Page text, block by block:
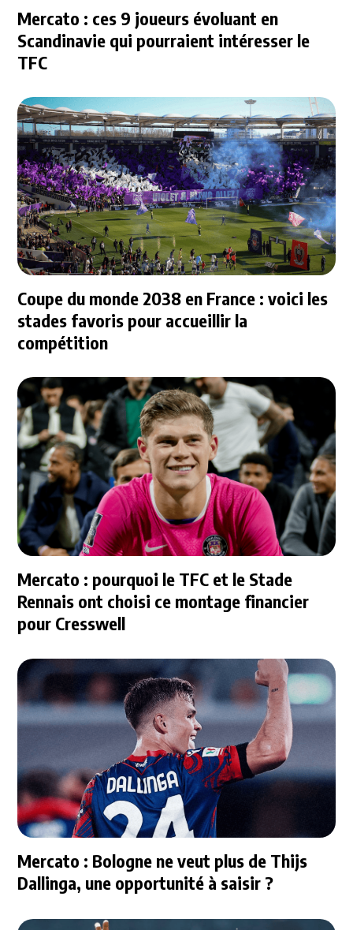
Mercato : ces 9 joueurs évoluant en
Scandinavie qui pourraient intéresser le
TFC
Coupe du monde 2038 en France : voici les
stades favoris pour accueillir la
compétition
Mercato : pourquoi le TFC et le Stade
Rennais ont choisi ce montage financier
pour Cresswell
Mercato : Bologne ne veut plus de Thijs
Dallinga, une opportunité à saisir ?